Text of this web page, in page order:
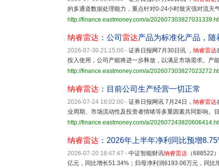
的多通道数据处理能力，重点针对0-24小时致灾强对流天
http://finance.eastmoney.com/a/
纳睿雷达 ：公司 雷达产品为标准化产品，
2026-07-30 21:15:00 - 证券日报网7月30日讯 ， 纳睿雷达
投入使用，公司产能将进一步释放，以满足市场需求。产
http://finance.eastmoney.com/a/
纳睿雷达 ：目前公司生产经营一切正常
2026-07-24 18:02:00 - 证券日报网讯 7月24日， 纳睿雷达
业周期、市场流动性及投资者情绪等多重因素共同影响。
http://finance.eastmoney.com/a/
纳睿雷达 ：2026年上半年净利同比预增
2026-07-20 18:47:47 - 中证智能财讯纳睿雷达 （688522
亿元，同比增长51.34%；归母净利润6193.06万元，同